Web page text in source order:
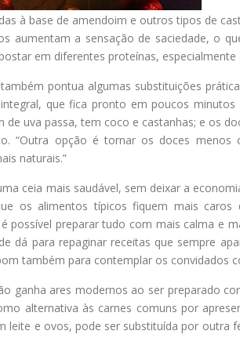
à base de amendoim e outros tipos de
aumentam a sensação de saciedade, o
em diferentes proteínas,
pontua algumas substituições
que fica pronto em poucos
de uva passa, tem coco e castanhas; e os
“Outra opção é tornar os doces
naturais.”
ceia mais saudável, sem deixar a
os alimentos típicos fiquem mais
possível preparar tudo com mais calma e
dá para repaginar receitas que sempre
também para contemplar os convidados
ganha ares modernos ao ser preparado
alternativa às carnes comuns por
leite e ovos, pode ser substituída por outra